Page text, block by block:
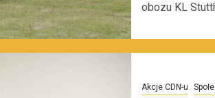
obozu KL
Akcje CDN-u